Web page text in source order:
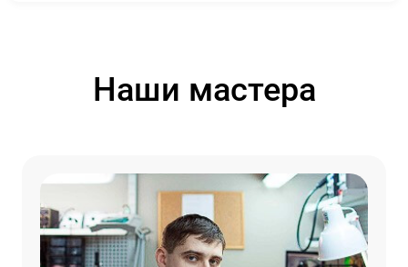
Наши мастера